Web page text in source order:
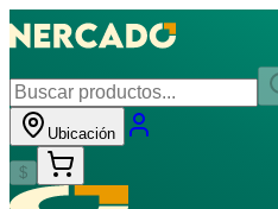
Ubicación
$